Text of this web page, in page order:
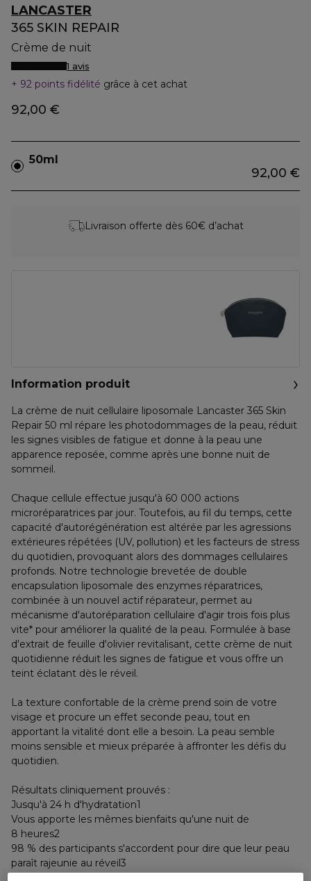
LANCASTER
365 SKIN REPAIR
Crème de nuit
1 avis
92 points fidélité grâce à cet achat
92,00 €
50ml
92,00 €
Livraison offerte dès 60€ d’achat
Information produit
La crème de nuit cellulaire liposomale Lancaster 365 Skin
Repair 50 ml répare les photodommages de la peau, réduit
les signes visibles de fatigue et donne à la peau une
apparence reposée, comme après une bonne nuit de
sommeil.
Chaque cellule effectue jusqu'à 60 000 actions
microréparatrices par jour. Toutefois, au fil du temps, cette
capacité d'autorégénération est altérée par les agressions
extérieures répétées (UV, pollution) et les facteurs de stress
du quotidien, provoquant alors des dommages cellulaires
profonds. Notre technologie brevetée de double
encapsulation liposomale des enzymes réparatrices,
combinée à un nouvel actif réparateur, permet au
mécanisme d'autoréparation cellulaire d'agir trois fois plus
vite* pour améliorer la qualité de la peau. Formulée à base
d'extrait de feuille d'olivier revitalisant, cette crème de nuit
quotidienne réduit les signes de fatigue et vous offre un
teint éclatant dès le réveil.
La texture confortable de la crème prend soin de votre
visage et procure un effet seconde peau, tout en
apportant la vitalité dont elle a besoin. La peau semble
moins sensible et mieux préparée à affronter les défis du
quotidien.
Résultats cliniquement prouvés :
Jusqu'à 24 h d'hydratation1
Vous apporte les mêmes bienfaits qu'une nuit de
8 heures2
98 % des participants s'accordent pour dire que leur peau
paraît rajeunie au réveil3